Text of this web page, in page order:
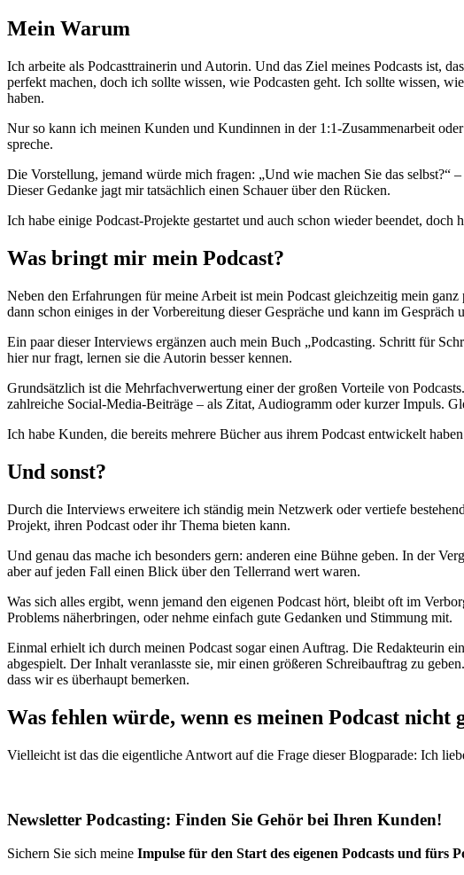
Mein Warum
Ich arbeite als Podcasttrainerin und Autorin. Und das Ziel meines Podcasts ist,
perfekt machen, doch ich sollte wissen, wie Podcasten geht. Ich sollte wissen,
haben.
Nur so kann ich meinen Kunden und Kundinnen in der 1:1-Zusammenarbeit
spreche.
Die Vorstellung, jemand würde mich fragen: „Und wie machen Sie das selbst?“
Dieser Gedanke jagt mir tatsächlich einen Schauer über den Rücken.
Ich habe einige Podcast-Projekte gestartet und auch schon wieder beendet, doch
Was bringt mir mein Podcast?
Neben den Erfahrungen für meine Arbeit ist mein Podcast gleichzeitig mein
dann schon einiges in der Vorbereitung dieser Gespräche und kann im Gespräch
Ein paar dieser Interviews ergänzen auch mein Buch „Podcasting. Schritt für
hier nur fragt, lernen sie die Autorin besser kennen.
Grundsätzlich ist die Mehrfachverwertung einer der großen Vorteile von
zahlreiche Social-Media-Beiträge – als Zitat, Audiogramm oder kurzer Impuls.
Ich habe Kunden, die bereits mehrere Bücher aus ihrem Podcast entwickelt
Und sonst?
Durch die Interviews erweitere ich ständig mein Netzwerk oder vertiefe
Projekt, ihren Podcast oder ihr Thema bieten kann.
Und genau das mache ich besonders gern: anderen eine Bühne geben. In der
aber auf jeden Fall einen Blick über den Tellerrand wert waren.
Was sich alles ergibt, wenn jemand den eigenen Podcast hört, bleibt oft im
Problems näherbringen, oder nehme einfach gute Gedanken und Stimmung mit.
Einmal erhielt ich durch meinen Podcast sogar einen Auftrag. Die Redakteurin
abgespielt. Der Inhalt veranlasste sie, mir einen größeren Schreibauftrag zu
dass wir es überhaupt bemerken.
Was fehlen würde, wenn es meinen Podcast nicht
Vielleicht ist das die eigentliche Antwort auf die Frage dieser Blogparade: Ich
Newsletter Podcasting: Finden Sie Gehör bei Ihren Kunden!
Sichern Sie sich meine Impulse für den Start des eigenen Podcasts und fürs